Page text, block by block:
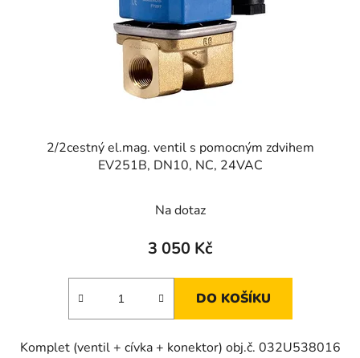
2/2cestný el.mag. ventil s pomocným zdvihem
EV251B, DN10, NC, 24VAC
Na dotaz
3 050 Kč
DO KOŠÍKU
Komplet (ventil + cívka + konektor) obj.č. 032U538016